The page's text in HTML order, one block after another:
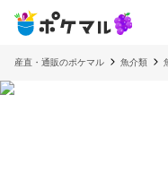
産直・通販のポケマル 魚介類